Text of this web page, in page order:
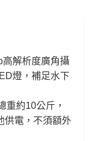
解析度廣角攝
燈，補足水下
重約10公斤，
供電，不須額外